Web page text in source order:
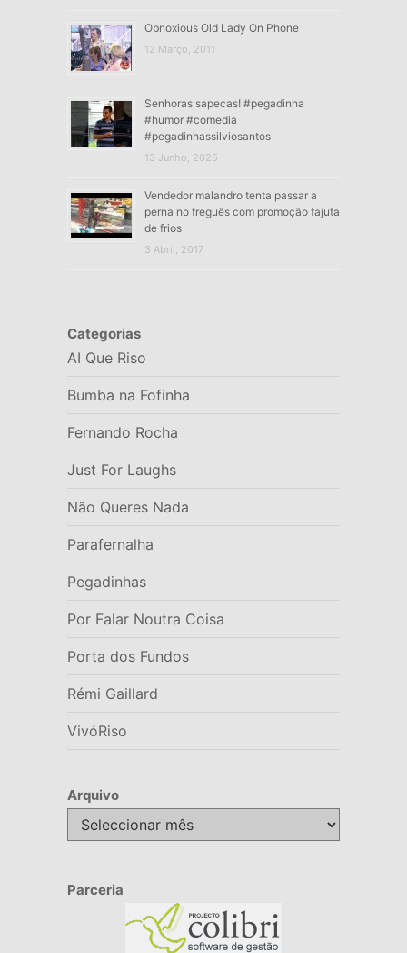
Obnoxious Old Lady On Phone
12 Março, 2011
Senhoras sapecas! #pegadinha
#humor #comedia
#pegadinhassilviosantos
13 Junho, 2025
Vendedor malandro tenta passar a
perna no freguês com promoção fajuta
de frios
3 Abril, 2017
Categorias
AI Que Riso
Bumba na Fofinha
Fernando Rocha
Just For Laughs
Não Queres Nada
Parafernalha
Pegadinhas
Por Falar Noutra Coisa
Porta dos Fundos
Rémi Gaillard
VivóRiso
Arquivo
Arquivo
Parceria